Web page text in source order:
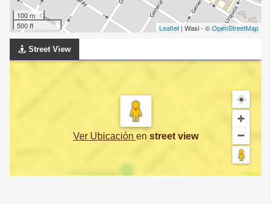
100 m
500 ft
Leaflet | Wasi - ©OpenStreetMap
Street View
Ver Ubicación en street view